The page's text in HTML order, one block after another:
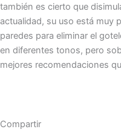
también es cierto que
actualidad, su uso está muy
paredes para eliminar el
en diferentes tonos, pero
mejores recomendaciones
Compartir